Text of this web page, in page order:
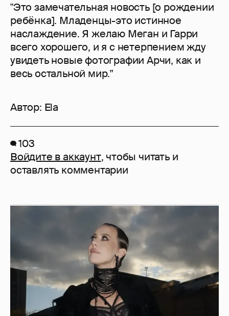
"Это замечательная новость [о рождении
ребёнка]. Младенцы-это истинное
наслаждение. Я желаю Меган и Гарри
всего хорошего, и я с нетерпением жду
увидеть новые фотографии Арчи, как и
весь остальной мир.”
Автор: Ela
103
Войдите в аккаунт, чтобы читать и
оставлять комментарии